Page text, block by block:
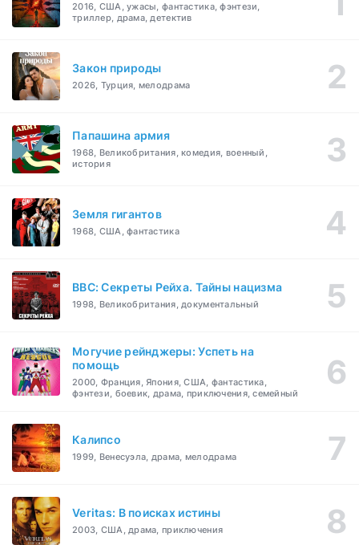
2016, США, ужасы, фантастика, фэнтези,
триллер, драма, детектив
Закон природы
2026, Турция, мелодрама
Папашина армия
1968, Великобритания, комедия, военный,
история
Земля гигантов
1968, США, фантастика
BBC: Секреты Рейха. Тайны нацизма
1998, Великобритания, документальный
Могучие рейнджеры: Успеть на
помощь
2000, Франция, Япония, США, фантастика,
фэнтези, боевик, драма, приключения, семейный
Калипсо
1999, Венесуэла, драма, мелодрама
Veritas: В поисках истины
2003, США, драма, приключения